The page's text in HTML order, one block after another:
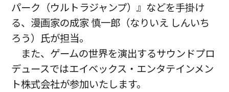
パーク（ウルトラジャンプ）』などを手掛け
る、漫画家の成家 慎一郎（なりいえ しんいち
ろう）氏が担当。
また、ゲームの世界を演出するサウンドプロ
デュースではエイベックス・エンタテインメン
ト株式会社が参加いたします。